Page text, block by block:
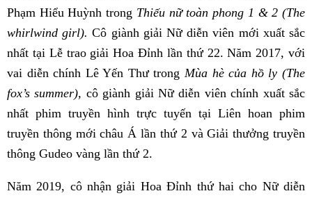
Phạm Hiểu Huỳnh trong Thiếu nữ toàn phong 1 & 2 (The
whirlwind girl). Cô giành giải Nữ diễn viên mới xuất sắc
nhất tại Lễ trao giải Hoa Đỉnh lần thứ 22. Năm 2017, với
vai diễn chính Lê Yến Thư trong Mùa hè của hồ ly (The
fox’s summer), cô giành giải Nữ diễn viên chính xuất sắc
nhất phim truyền hình trực tuyến tại Liên hoan phim
truyền thông mới châu Á lần thứ 2 và Giải thưởng truyền
thông Gudeo vàng lần thứ 2.
Năm 2019, cô nhận giải Hoa Đỉnh thứ hai cho Nữ diễn